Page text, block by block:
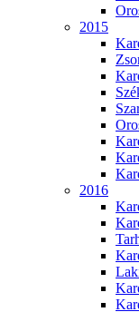
2015
2016